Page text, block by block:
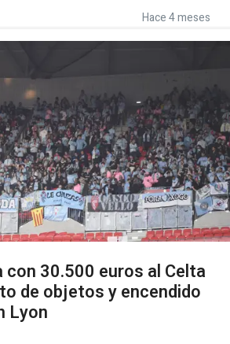
Hace 4 meses
con 30.500 euros al Celta
de objetos y encendido
Lyon